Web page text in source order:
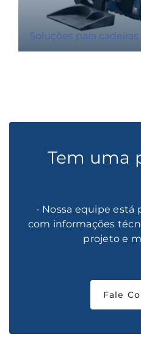
Soluções para
Tem uma
- Nossa equipe está
com informações
projeto e
Fale